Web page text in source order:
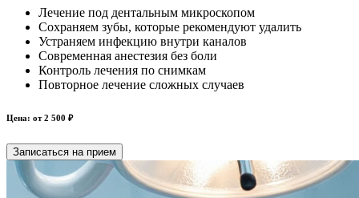
Лечение под дентальным микроскопом
Сохраняем зубы, которые рекомендуют удалить
Устраняем инфекцию внутри каналов
Современная анестезия без боли
Контроль лечения по снимкам
Повторное лечение сложных случаев
Цена: от 2 500 ₽
Записаться на прием